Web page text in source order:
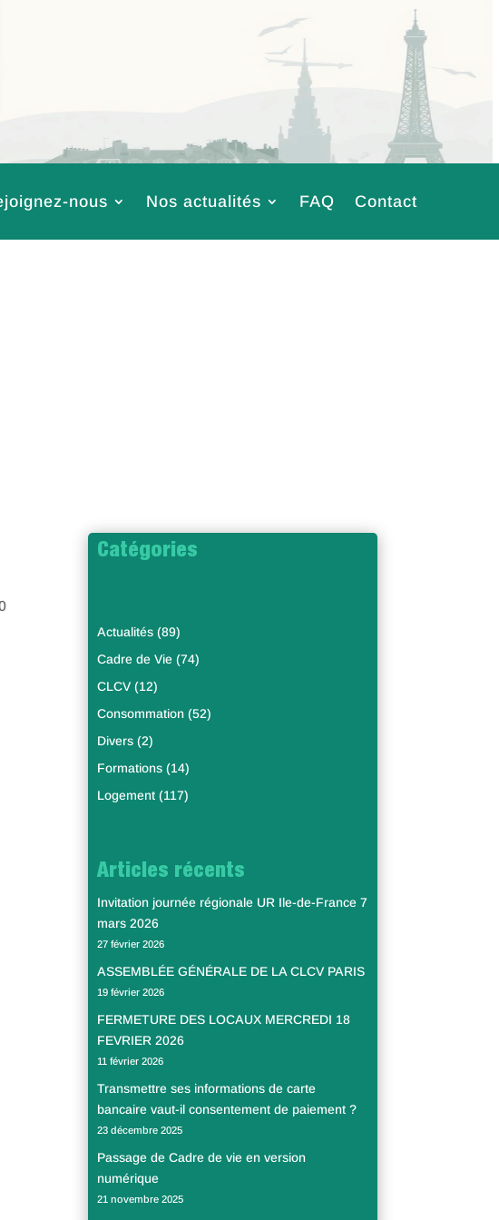
nous Nos actualités FAQ Contact
Catégories
Actualités(89)
Cadre de Vie(74)
CLCV(12)
Consommation(52)
Divers(2)
Formations(14)
Logement(117)
Articles récents
Invitation journée régionale UR Ile-de-France 7
mars 2026
27 février 2026
ASSEMBLÉE GÉNÉRALE DE LA CLCV PARIS
19 février 2026
FERMETURE DES LOCAUX MERCREDI 18
FEVRIER 2026
11 février 2026
Transmettre ses informations de carte
bancaire vaut-il consentement de paiement ?
23 décembre 2025
Passage de Cadre de vie en version
numérique
21 novembre 2025